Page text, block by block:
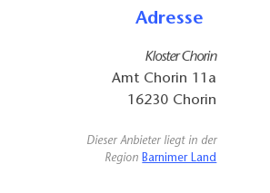
Adresse
Kloster Chorin
Amt Chorin 11a
16230 Chorin
Dieser Anbieter liegt in der
Region Barnimer Land